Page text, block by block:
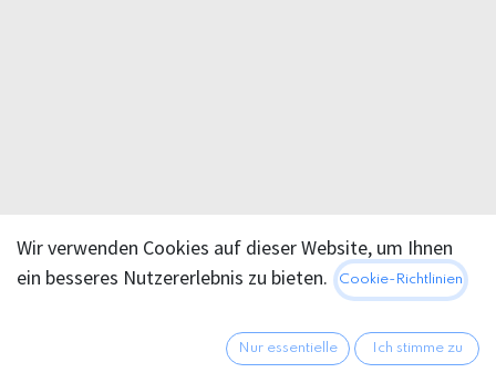
Wir verwenden Cookies auf dieser Website, um Ihnen
ein besseres Nutzererlebnis zu bieten.
Cookie-Richtlinien
Nur essentielle Ich stimme zu